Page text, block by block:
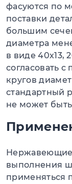
фасуются по
поставки
большим
диаметра
в виде 40х13,
согласовать
кругов
стандартный
не может
Нержавеющие
выполнения
применяться